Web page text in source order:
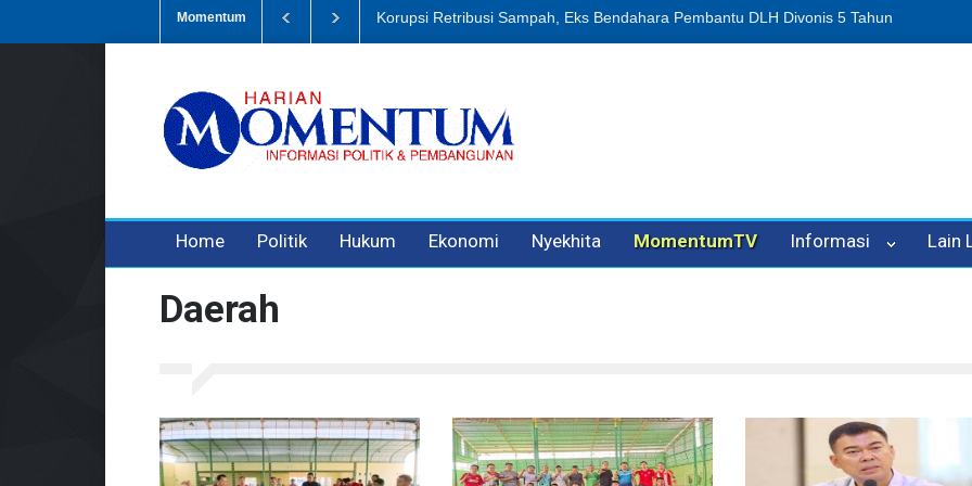
Momentum
Eks Bendahara Pembantu DLH Divonis 5 Tahun Dugaan Penipuan Oleh Oknum Kadis, Kuasa Hukum Pelapor Desak Polisi
Home Politik Hukum Ekonomi Nyekhita MomentumTV Informasi Lain
Daerah